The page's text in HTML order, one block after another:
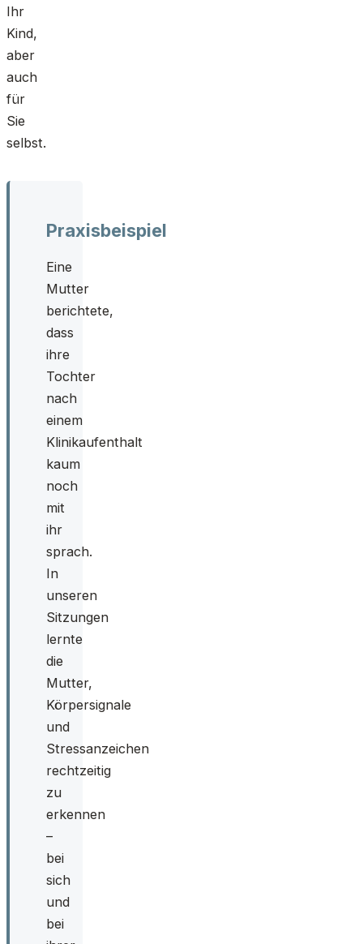
Ihr
Kind,
aber
auch
für
Sie
selbst.
Praxisbeispiel
Eine
Mutter
berichtete,
dass
ihre
Tochter
nach
einem
Klinikaufenthalt
kaum
noch
mit
ihr
sprach.
In
unseren
Sitzungen
lernte
die
Mutter,
Körpersignale
und
Stressanzeichen
rechtzeitig
zu
erkennen
–
bei
sich
und
bei